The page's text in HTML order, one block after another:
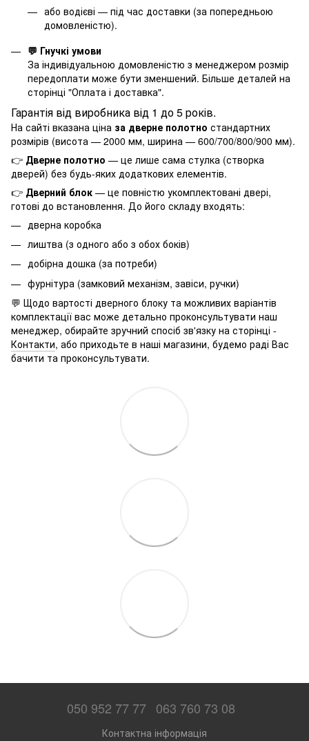
або водієві — під час доставки (за попередньою
домовленістю).
💬 Гнучкі умови
За індивідуальною домовленістю з менеджером розмір
передоплати може бути зменшений. Більше деталей на
сторінці "Оплата і доставка".
Гарантія від виробника від 1 до 5 років.
На сайті вказана ціна за дверне полотно стандартних
розмірів (висота — 2000 мм, ширина — 600/700/800/900 мм).
👉 Дверне полотно — це лише сама стулка (створка
дверей) без будь-яких додаткових елементів.
👉 Дверний блок — це повністю укомплектовані двері,
готові до встановлення. До його складу входять:
дверна коробка
лиштва (з одного або з обох боків)
добірна дошка (за потреби)
фурнітура (замковий механізм, завіси, ручки)
💬 Щодо вартості дверного блоку та можливих варіантів
комплектації вас може детально проконсультувати наш
менеджер, обирайте зручний спосіб зв'язку на сторінці -
Контакти, або приходьте в наші магазини, будемо раді Вас
бачити та проконсультувати.
050 952 77 77 063 760 73 08
Контактна інформація